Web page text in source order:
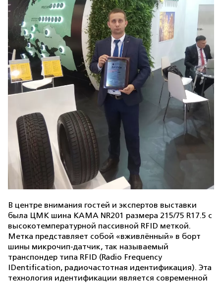
В центре внимания гостей и экспертов выставки
была ЦМК шина KAMA NR201 размера 215/75 R17.5 с
высокотемпературной пассивной RFID меткой.
Метка представляет собой «вживлённый» в борт
шины микрочип-датчик, так называемый
транспондер типа RFID (Radio Frequency
IDentification, радиочастотная идентификация). Эта
технология идентификации является современной